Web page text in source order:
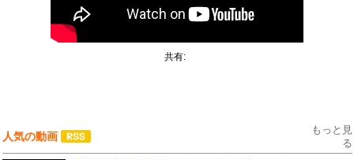
共有:
人気の動画
もっと見
る